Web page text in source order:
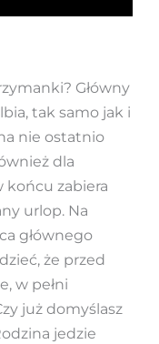
Główny
tak samo jak i
nie ostatnio
dla
końcu zabiera
urlop. Na
głównego
że przed
w pełni
już domyślasz
jedzie